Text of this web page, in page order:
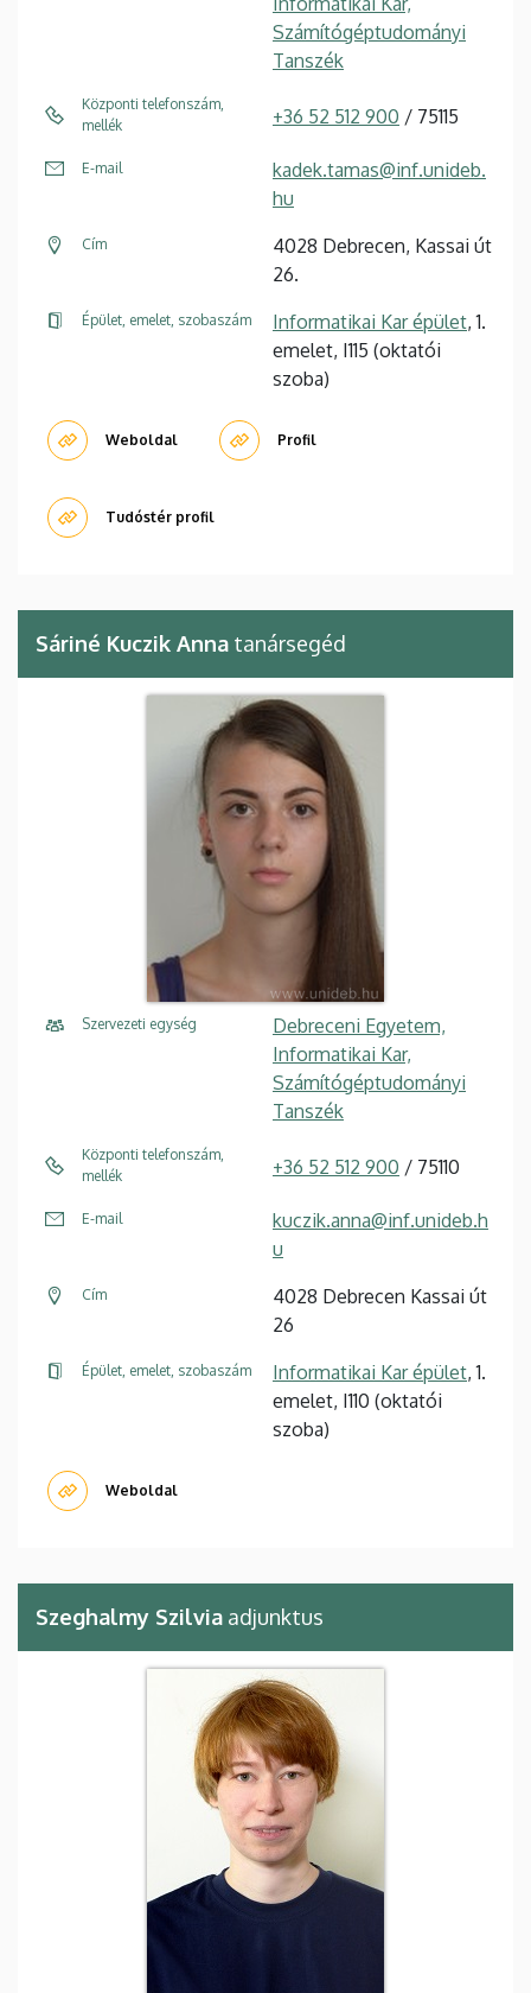
Számítógéptudományi
Tanszék
Központi telefonszám,
mellék
+36 52 512 900 / 75115
E-mail
kadek.tamas@inf.unideb.
hu
Cím
4028 Debrecen, Kassai út
26.
Épület, emelet, szobaszám Informatikai Kar épület, 1.
emelet, I115 (oktatói
szoba)
Weboldal Profil
Tudóstér profil
Sáriné Kuczik Anna tanársegéd
Szervezeti egység
Debreceni Egyetem,
Informatikai Kar,
Számítógéptudományi
Tanszék
Központi telefonszám,
mellék
+36 52 512 900 / 75110
E-mail
kuczik.anna@inf.unideb.h
u
Cím
4028 Debrecen Kassai út
26
Épület, emelet, szobaszám Informatikai Kar épület, 1.
emelet, I110 (oktatói
szoba)
Weboldal
Szeghalmy Szilvia adjunktus